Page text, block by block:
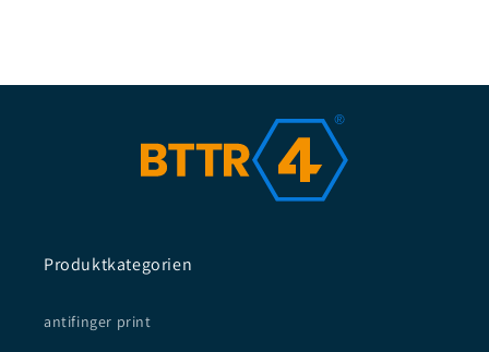
Produktkategorien
antifinger print